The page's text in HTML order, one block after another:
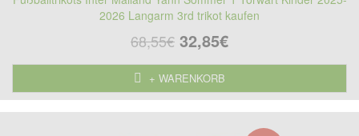
2026 Langarm 3rd trikot kaufen
68,55€ 32,85€
+ WARENKORB